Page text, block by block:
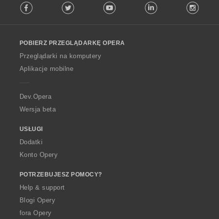
o
w
O
p
a
Facebook Twitter Youtube LinkedIn
POBIERZ PRZEGLĄDARKĘ OPERA
Przeglądarki na komputery
Aplikacje mobilne
Dev.Opera
Wersja beta
USŁUGI
Dodatki
Konto Opery
POTRZEBUJESZ POMOCY?
Help & support
Blogi Opery
fora Opery